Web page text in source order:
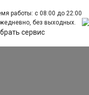
работы: с 08:00 до 22:00
без выходных.
сервис